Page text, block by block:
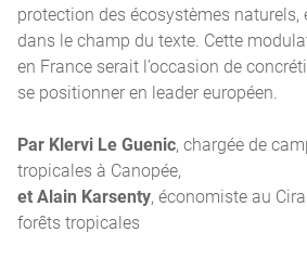
protection des écosystèmes naturels,
dans le champ du texte. Cette
en France serait l’occasion de
se positionner en leader européen.
Par Klervi Le Guenic, chargée de
tropicales à Canopée,
et Alain Karsenty, économiste au
forêts tropicales